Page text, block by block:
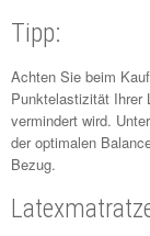
Tipp:
Achten Sie beim
Punktelastizität Ihrer
vermindert wird.
der optimalen
Bezug.